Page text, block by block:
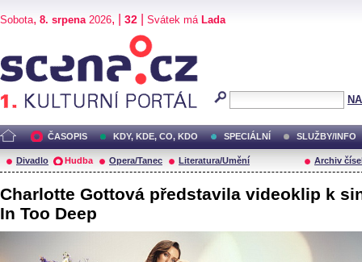
Sobota, 8. srpena2026, | 32 Svátek má Lada
ČASOPIS KDY, KDE, CO, KDO SPECIÁLNÍ SLUŽBY/INFO
Divadlo Hudba Opera/Tanec Literatura/Umění Archiv
Charlotte Gottová představila videoklip k
In Too Deep